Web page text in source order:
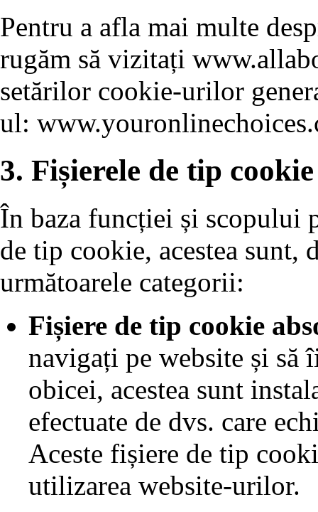
Pentru a afla mai multe
rugăm să vizitați
setărilor cookie-urilor
ul:
3. Fișierele de tip
În baza funcției și scopului
de tip cookie, acestea sunt,
următoarele categorii:
Fișiere de tip cookie
navigați pe website și
obicei, acestea sunt
efectuate de dvs. care
Aceste fișiere de tip
utilizarea website-urilor.